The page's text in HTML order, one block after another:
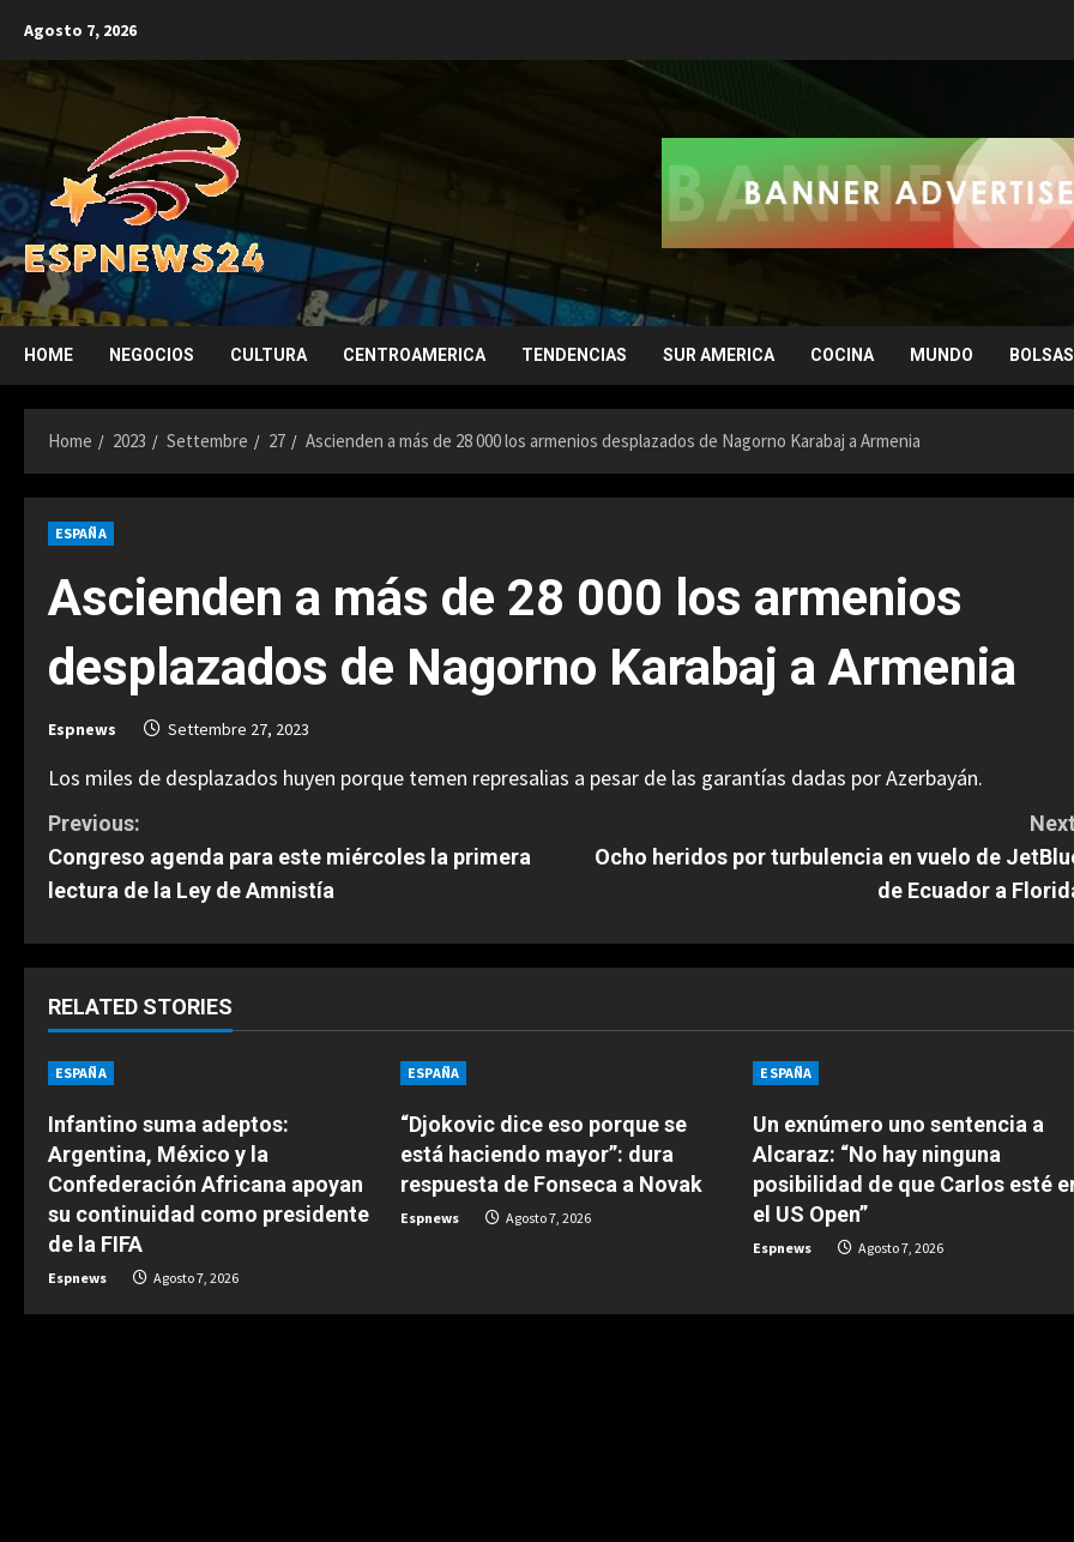
content
Agosto 7, 2026
HOME NEGOCIOS CULTURA CENTROAMERICA TENDENCIAS SUR AMERICA COCINA MUNDO
Home 2023 Settembre 27 Ascienden a más de 28 000 los armenios desplazados de Nagorno Karabaj a Armenia
ESPAÑA
Ascienden a más de 28 000 los armenios
desplazados de Nagorno Karabaj a Armenia
Espnews Settembre 27, 2023
Los miles de desplazados huyen porque temen represalias a pesar de las garantías dadas por Azerbayán.
C
o
t
i
n
u
e
R
e
Previous:
Congreso agenda para este miércoles la primera
lectura de la Ley de Amnistía
Ocho heridos por turbulencia en vuelo de
de Ecuador a
RELATED STORIES
ESPAÑA
Infantino suma adeptos:
Argentina, México y la
Confederación Africana apoyan
su continuidad como presidente
de la FIFA
Espnews Agosto 7, 2026
ESPAÑA
“Djokovic dice eso porque se
está haciendo mayor”: dura
respuesta de Fonseca a Novak
Espnews Agosto 7, 2026
ESPAÑA
Un exnúmero uno sentencia a
Alcaraz: “No hay ninguna
posibilidad de que Carlos esté
el US Open”
Espnews Agosto 7, 2026